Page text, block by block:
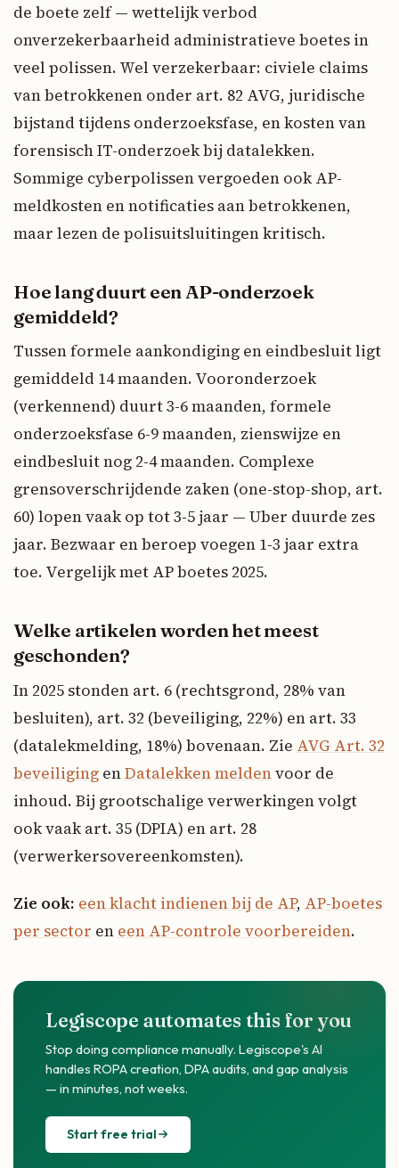
de boete zelf — wettelijk verbod
onverzekerbaarheid administratieve boetes in
veel polissen. Wel verzekerbaar: civiele claims
van betrokkenen onder art. 82 AVG, juridische
bijstand tijdens onderzoeksfase, en kosten van
forensisch IT-onderzoek bij datalekken.
Sommige cyberpolissen vergoeden ook AP-
meldkosten en notificaties aan betrokkenen,
maar lezen de polisuitsluitingen kritisch.
Hoe lang duurt een AP-onderzoek
gemiddeld?
Tussen formele aankondiging en eindbesluit ligt
gemiddeld 14 maanden. Vooronderzoek
(verkennend) duurt 3-6 maanden, formele
onderzoeksfase 6-9 maanden, zienswijze en
eindbesluit nog 2-4 maanden. Complexe
grensoverschrijdende zaken (one-stop-shop, art.
60) lopen vaak op tot 3-5 jaar — Uber duurde zes
jaar. Bezwaar en beroep voegen 1-3 jaar extra
toe. Vergelijk met AP boetes 2025.
Welke artikelen worden het meest
geschonden?
In 2025 stonden art. 6 (rechtsgrond, 28% van
besluiten), art. 32 (beveiliging, 22%) en art. 33
(datalekmelding, 18%) bovenaan. Zie AVG Art. 32
beveiliging enDatalekken meldenvoor de
inhoud. Bij grootschalige verwerkingen volgt
ook vaak art. 35 (DPIA) en art. 28
(verwerkersovereenkomsten).
Zie ook: een klacht indienen bij de AP, AP-boetes
per sector en een AP-controle voorbereiden.
Legiscope automates this for you
Stop doing compliance manually. Legiscope's AI
handles ROPA creation, DPA audits, and gap analysis
— in minutes, not weeks.
Start free trial